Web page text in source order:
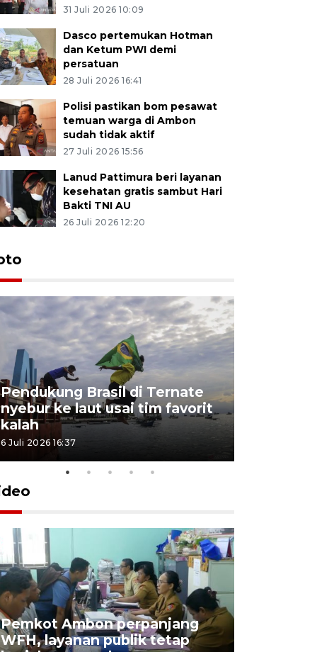
31 Juli 2026 10:09
Dasco pertemukan Hotman
dan Ketum PWI demi
persatuan
28 Juli 2026 16:41
Polisi pastikan bom pesawat
temuan warga di Ambon
sudah tidak aktif
27 Juli 2026 15:56
Lanud Pattimura beri layanan
kesehatan gratis sambut Hari
Bakti TNI AU
26 Juli 2026 12:20
Pendukung Brasil di Ternate
nyebur ke laut usai tim favorit
kalah
6 Juli 2026 16:37
Pemkot Ambon perpanjang
WFH, layanan publik tetap